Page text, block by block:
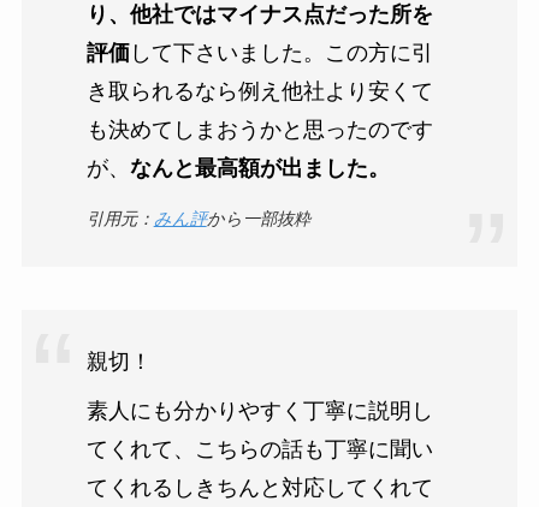
り、他社ではマイナス点だった所を
評価して下さいました。この方に引
き取られるなら例え他社より安くて
も決めてしまおうかと思ったのです
が、 なんと最高額が出ました。
引用元： みん評から一部抜粋
親切！
素人にも分かりやすく丁寧に説明し
てくれて、こちらの話も丁寧に聞い
てくれるしきちんと対応してくれて